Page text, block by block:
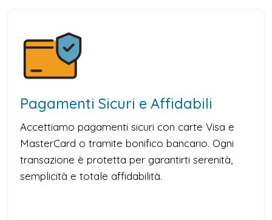
Pagamenti Sicuri e Affidabili
Accettiamo pagamenti sicuri con carte Visa e
MasterCard o tramite bonifico bancario. Ogni
transazione è protetta per garantirti serenità,
semplicità e totale affidabilità.